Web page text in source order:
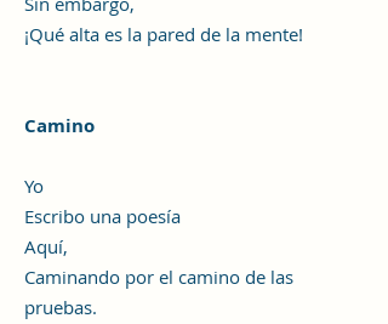
¡Qué alta es la pared de la mente!
Camino
Yo
Escribo una poesía
Aquí,
Caminando por el camino de las
pruebas.